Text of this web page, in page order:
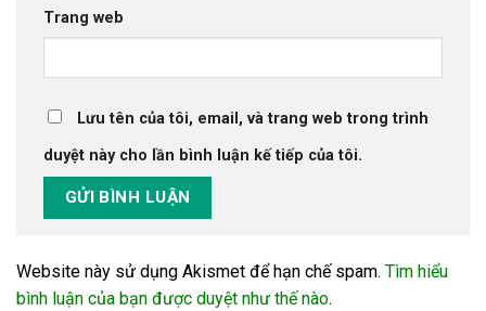
Trang web
Lưu tên của tôi, email, và trang web trong trình
duyệt này cho lần bình luận kế tiếp của tôi.
Website này sử dụng Akismet để hạn chế spam. Tìm hiểu
bình luận của bạn được duyệt như thế nào.